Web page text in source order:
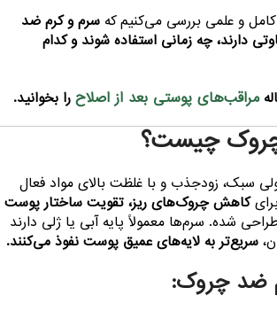
و علمی بررسی می‌کنیم که سرم و کرم ضد
دارند، چه زمانی استفاده شوند و کدام
مراقب‌های پوستی بعد از اصلاحرا بخوانید.
چیست؟
سبک، زودجذب و با غلظت بالای مواد فعال
کاهش چروک‌های ریز، تقویت ساختار پوست
شده. سرم‌ها معمولاً پایه آبی یا ژلی دارند
سریع‌تر به لایه‌های عمیق پوست نفوذ می‌کنند.
ضد چروک: